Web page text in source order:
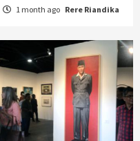
1 month ago Rere Riandika